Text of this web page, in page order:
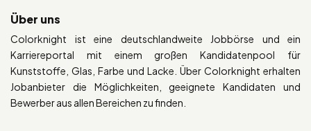
Über uns
Colorknight ist eine deutschlandweite Jobbörse und ein
Karriereportal mit einem großen Kandidatenpool für
Kunststoffe, Glas, Farbe und Lacke. Über Colorknight erhalten
Jobanbieter die Möglichkeiten, geeignete Kandidaten und
Bewerber aus allen Bereichen zu finden.